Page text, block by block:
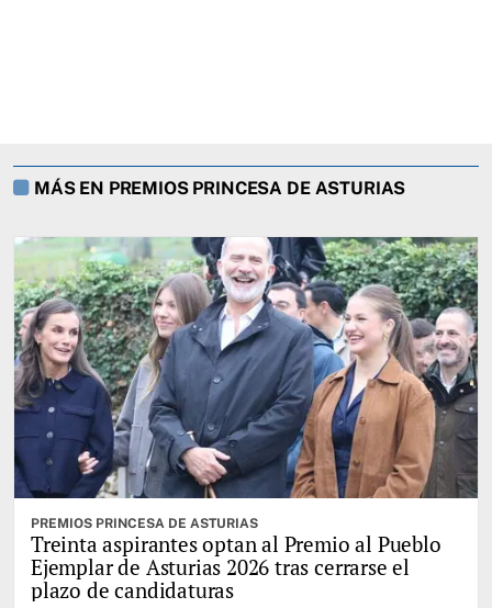
MÁS EN PREMIOS PRINCESA DE ASTURIAS
PREMIOS PRINCESA DE ASTURIAS
Treinta aspirantes optan al Premio al Pueblo
Ejemplar de Asturias 2026 tras cerrarse el
plazo de candidaturas